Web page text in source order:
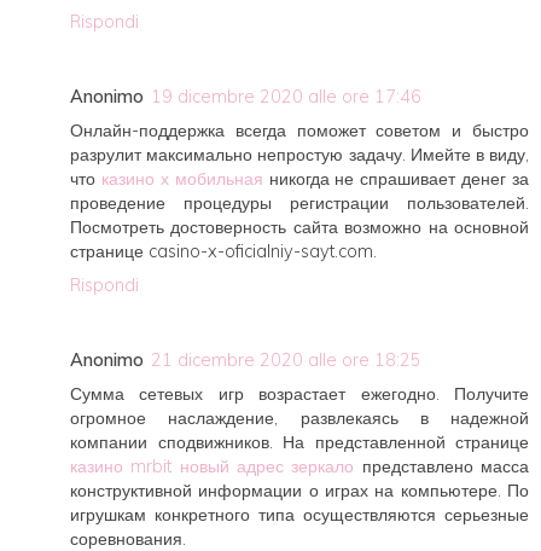
Rispondi
Anonimo 19 dicembre 2020 alle ore 17:46
Онлайн-поддержка всегда поможет советом и быстро
разрулит максимально непростую задачу. Имейте в виду,
что казино х мобильная никогда не спрашивает денег за
проведение процедуры регистрации пользователей.
Посмотреть достоверность сайта возможно на основной
странице casino-x-oficialniy-sayt.com.
Rispondi
Anonimo 21 dicembre 2020 alle ore 18:25
Сумма сетевых игр возрастает ежегодно. Получите
огромное наслаждение, развлекаясь в надежной
компании сподвижников. На представленной странице
казино mrbit новый адрес зеркало представлено масса
конструктивной информации о играх на компьютере. По
игрушкам конкретного типа осуществляются серьезные
соревнования.